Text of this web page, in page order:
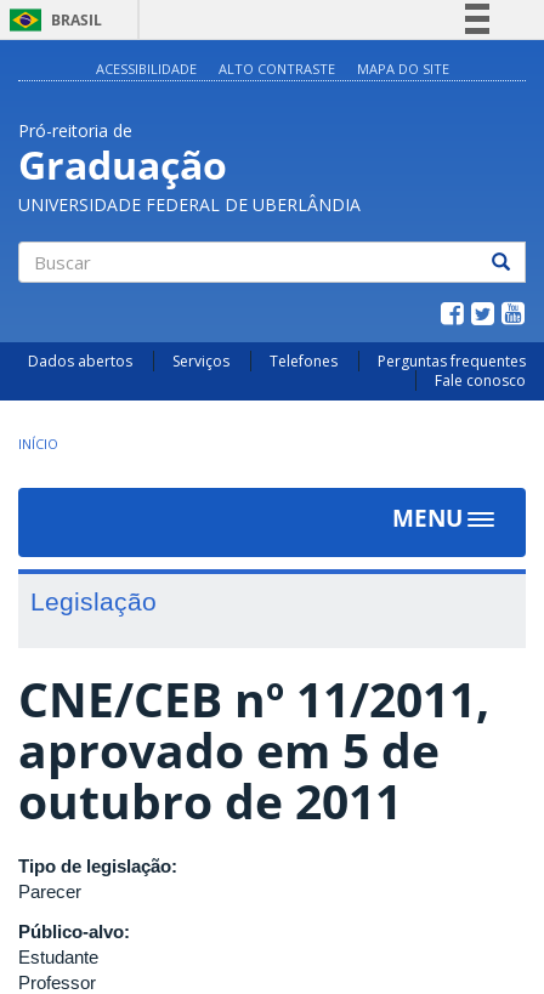
BRASIL
Legislação
Canais
ACESSIBILIDADE ALTO CONTRASTE MAPA DO SITE
Pró-reitoria de
Graduação
UNIVERSIDADE FEDERAL DE UBERLÂNDIA
Dados abertos Serviços Telefones
Perguntas frequentes
Fale conosco
INÍCIO
MENU
Toggle
Legislação
CNE/CEB nº 11/2011,
aprovado em 5 de
outubro de 2011
Tipo de legislação:
Parecer
Público-alvo:
Estudante
Professor